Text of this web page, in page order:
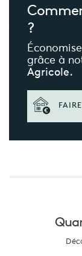
?
grâce à
Agricole.